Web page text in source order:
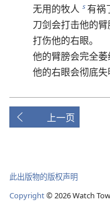
无用的牧人 s 有祸
刀剑会打击他的臂
打伤他的右眼。
他的臂膀会完全
他的右眼会彻底失
上一页
此出版物的版权声明
Copyright©2026Watch